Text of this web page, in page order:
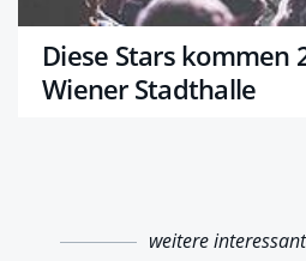
Diese Stars kommen
Wiener Stadthalle
weitere